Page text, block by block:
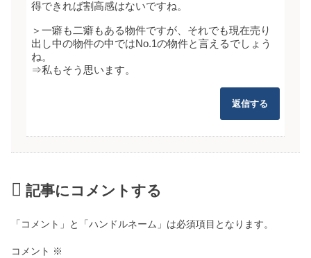
得できれば割高感はないですね。
＞一癖も二癖もある物件ですが、それでも現在売り
出し中の物件の中ではNo.1の物件と言えるでしょう
ね。
⇒私もそう思います。
返信する
記事にコメントする
「コメント」と「ハンドルネーム」は必須項目となります。
コメント ※